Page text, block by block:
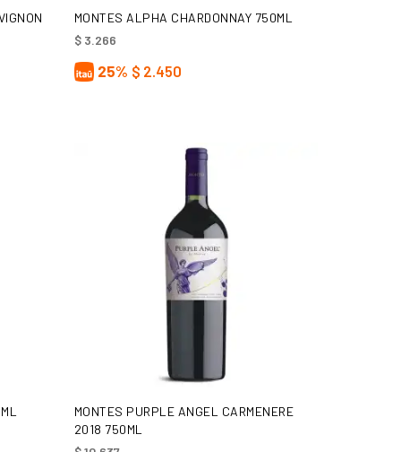
AÑADIR AL CARRITO
MONTES ALPHA CHARDONNAY 750ML
$3.266
25% $ 2.450
AÑADIR AL CARRITO
MONTES PURPLE ANGEL CARMENERE
2018 750ML